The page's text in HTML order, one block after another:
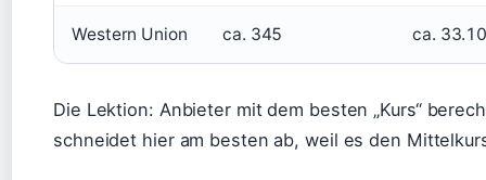
Western Union ca. 345 ca.
Die Lektion: Anbieter mit dem besten „Kurs“
schneidet hier am besten ab, weil es den